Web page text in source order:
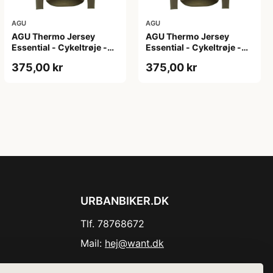
AGU
AGU Thermo Jersey
Essential - Cykeltrøje -
XL
375,00 kr
AGU
AGU Thermo Jersey
Essential - Cykeltrøje -
XXL
375,00 kr
URBANBIKER.DK
Tlf. 78768672
Mail: hej@want.dk